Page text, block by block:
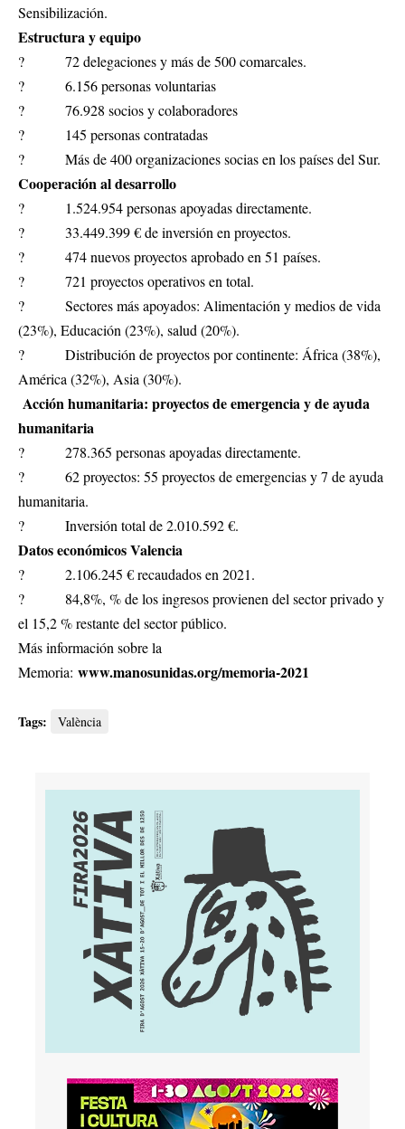
Sensibilización.
Estructura y equipo
? 72 delegaciones y más de 500 comarcales.
? 6.156 personas voluntarias
? 76.928 socios y colaboradores
? 145 personas contratadas
? Más de 400 organizaciones socias en los países del Sur.
Cooperación al desarrollo
? 1.524.954 personas apoyadas directamente.
? 33.449.399 € de inversión en proyectos.
? 474 nuevos proyectos aprobado en 51 países.
? 721 proyectos operativos en total.
? Sectores más apoyados: Alimentación y medios de vida
(23%), Educación (23%), salud (20%).
? Distribución de proyectos por continente: África (38%),
América (32%), Asia (30%).
Acción humanitaria: proyectos de emergencia y de ayuda
humanitaria
? 278.365 personas apoyadas directamente.
? 62 proyectos: 55 proyectos de emergencias y 7 de ayuda
humanitaria.
? Inversión total de 2.010.592 €.
Datos económicos Valencia
? 2.106.245 € recaudados en 2021.
? 84,8%, % de los ingresos provienen del sector privado y
el 15,2 % restante del sector público.
Más información sobre la
Memoria: www.manosunidas.org/memoria-2021
Tags: València